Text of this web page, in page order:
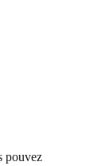
pouvez